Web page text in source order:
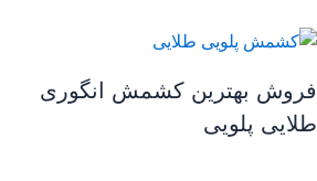
فروش بهترین کشمش انگوری
طلایی پلویی